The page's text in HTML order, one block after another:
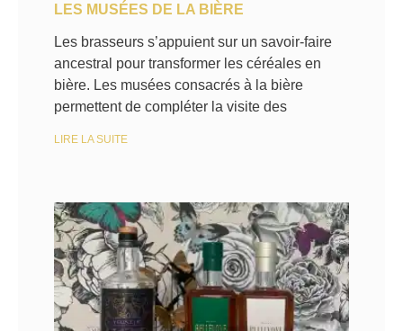
LES MUSÉES DE LA BIÈRE
Les brasseurs s’appuient sur un savoir-faire
ancestral pour transformer les céréales en
bière. Les musées consacrés à la bière
permettent de compléter la visite des
LIRE LA SUITE